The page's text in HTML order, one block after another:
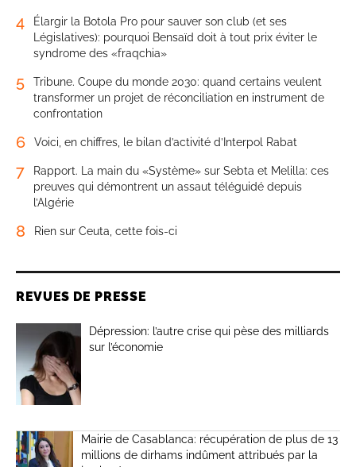
4
Élargir la Botola Pro pour sauver son club (et ses
Législatives): pourquoi Bensaïd doit à tout prix éviter le
syndrome des «fraqchia»
5
Tribune. Coupe du monde 2030: quand certains veulent
transformer un projet de réconciliation en instrument de
confrontation
6 Voici, en chiffres, le bilan d’activité d’Interpol Rabat
7
Rapport. La main du «Système» sur Sebta et Melilla: ces
preuves qui démontrent un assaut téléguidé depuis
l’Algérie
8 Rien sur Ceuta, cette fois-ci
REVUES DE PRESSE
Dépression: l’autre crise qui pèse des milliards
sur l’économie
Mairie de Casablanca: récupération de plus de 13
millions de dirhams indûment attribués par la